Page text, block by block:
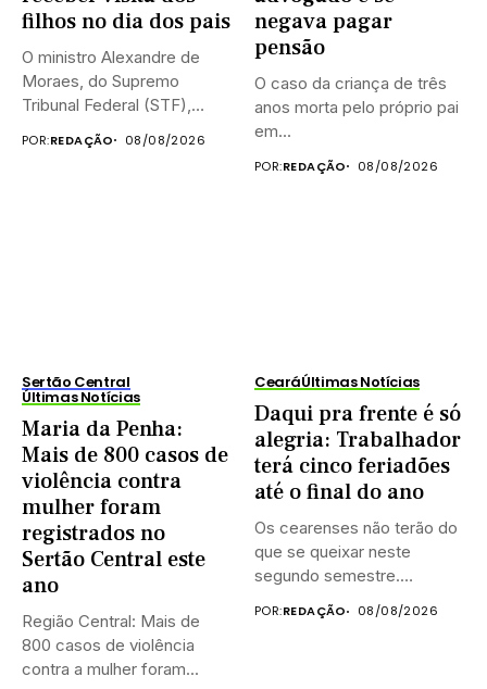
filhos no dia dos pais
O ministro Alexandre de
Moraes, do Supremo
Tribunal Federal (STF),
POR:REDAÇÃO 08/08/2026
negava pagar
pensão
O caso da criança de três
anos morta pelo próprio pai
em...
POR:REDAÇÃO 08/08/2026
Sertão Central
Últimas Notícias
Maria da Penha:
Mais de 800 casos de
violência contra
mulher foram
registrados no
Sertão Central este
ano
Região Central: Mais de
800 casos de violência
contra a mulher foram...
CearáÚltimas Notícias
Daqui pra frente é só
alegria: Trabalhador
terá cinco feriadões
até o final do ano
Os cearenses não terão do
que se queixar neste
segundo semestre.
POR:REDAÇÃO 08/08/2026